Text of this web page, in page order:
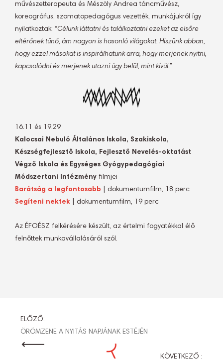
művészetterapeuta és Mészöly Andrea táncművész,
koreográfus, szomatopedagógus vezették, munkájukról így
nyilatkoztak: “Célunk láttatni és találkoztatni ezeket az elsőre
eltérőnek tűnő, ám nagyon is hasonló világokat. Hiszünk abban,
hogy ezzel másokat is inspirálhatunk arra, hogy merjenek nyitni,
kapcsolódni és merjenek utazni úgy belül, mint kívül.”
16.11 és 19.29
Kalocsai Nebuló Általános Iskola, Szakiskola,
Készségfejlesztő Iskola, Fejlesztő Nevelés-oktatást
Végző Iskola és Egységes Gyógypedagógiai
Módszertani Intézmény filmjei
Barátság a legfontosabb
| dokumentumfilm, 18 perc
Segíteni nektek
| dokumentumfilm, 19 perc
Az ÉFOÉSZ felkérésére készült, az értelmi fogyatékkal élő
felnőttek munkavállalásáról szól.
BEJEGYZÉS
NAVIGÁCIÓ
ELŐZŐ:
ÖRÖMZENE A NYITÁS NAPJÁNAK ESTÉJÉN
KÖVETKEZŐ :